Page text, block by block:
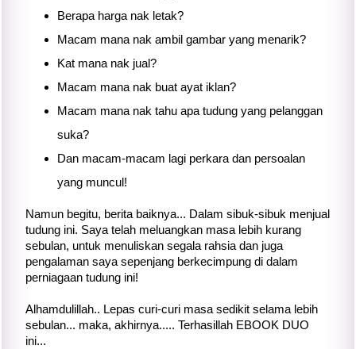
Berapa harga nak letak?
Macam mana nak ambil gambar yang menarik?
Kat mana nak jual?
Macam mana nak buat ayat iklan?
Macam mana nak tahu apa tudung yang pelanggan
suka?
Dan macam-macam lagi perkara dan persoalan
yang muncul!
Namun begitu, berita baiknya... Dalam sibuk-sibuk menjual
tudung ini. Saya telah meluangkan masa lebih kurang
sebulan, untuk menuliskan segala rahsia dan juga
pengalaman saya sepenjang berkecimpung di dalam
perniagaan tudung ini!
Alhamdulillah.. Lepas curi-curi masa sedikit selama lebih
sebulan... maka, akhirnya..... Terhasillah EBOOK DUO
ini...